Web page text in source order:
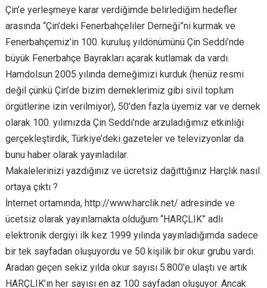
Çin’e yerleşmeye karar verdiğimde belirlediğim hedefler
arasında “Çin’deki Fenerbahçeliler Derneği”ni kurmak ve
Fenerbahçemiz’in 100. kuruluş yıldönümünü Çin Seddi’nde
büyük Fenerbahçe Bayrakları açarak kutlamak da vardı.
Hamdolsun 2005 yılında derneğimizi kurduk (henüz resmi
değil çünkü Çin’de bizim derneklerimiz gibi sivil toplum
örgütlerine izin verilmiyor), 50′den fazla üyemiz var ve dernek
olarak 100. yılımızda Çin Seddi’nde arzuladığımız etkinliği
gerçekleştirdik, Türkiye’deki gazeteler ve televizyonlar da
bunu haber olarak yayınladılar.
Makalelerinizi yazdığınız ve ücretsiz dağıttığınız Harçlık nasıl
ortaya çıktı ?
İnternet ortamında, http://www.harclik.net/ adresinde ve
ücetsiz olarak yayınlamakta olduğum “HARÇLIK” adlı
elektronik dergiyi ilk kez 1999 yılında yayınladığımda sadece
bir tek sayfadan oluşuyordu ve 50 kişilik bir okur grubu vardı.
Aradan geçen sekiz yılda okur sayısı 5.800′e ulaştı ve artık
HARÇLIK’ın her sayısı en az 100 sayfadan oluşuyor. Ancak